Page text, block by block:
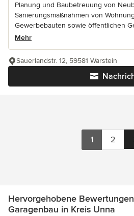
Planung und Baubetreuung von
Sanierungsmaßnahmen von
Gewerbebauten sowie öffentlichen
Mehr
Sauerlandstr. 12, 59581 Warstein
1 2
Hervorgehobene
Garagenbau in Kreis Unna